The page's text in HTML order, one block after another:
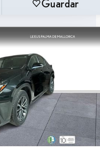
Guardar